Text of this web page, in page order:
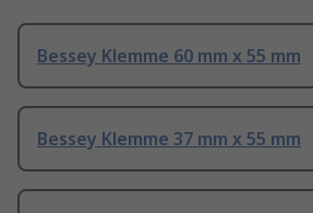
Bessey Klemme 60 mm x 55 mm
Bessey Klemme 37 mm x 55 mm